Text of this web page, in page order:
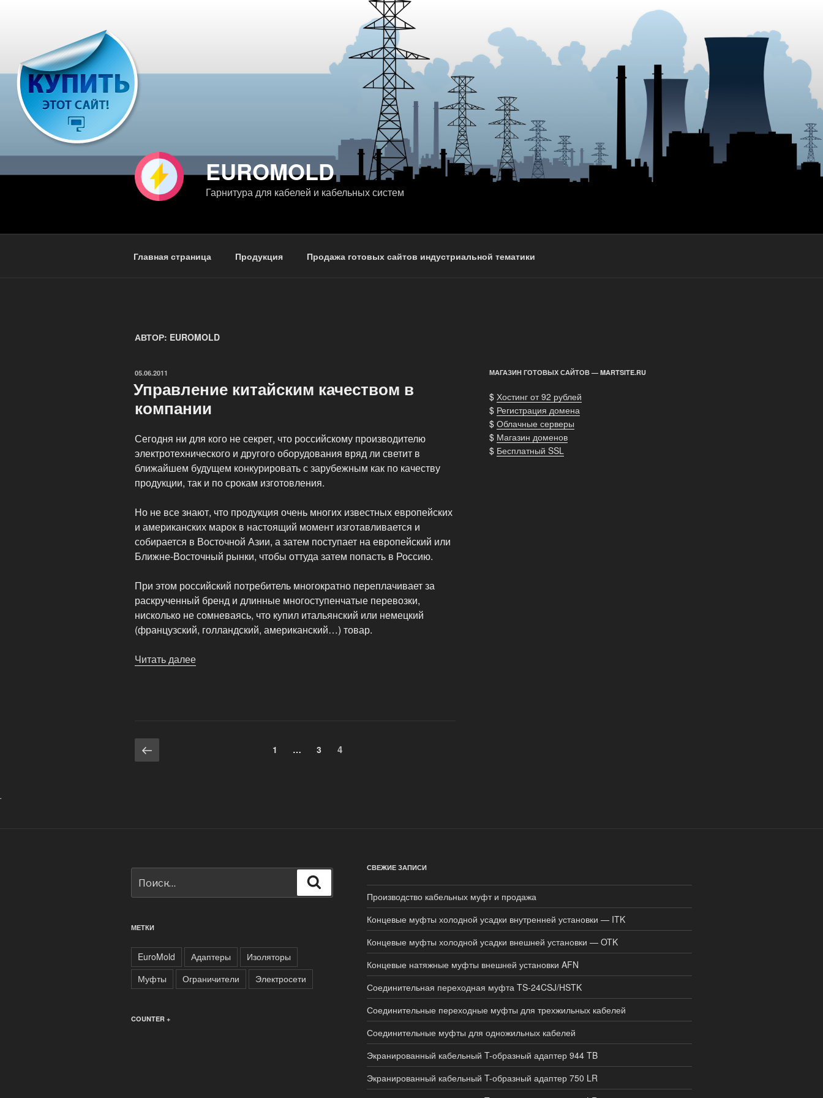
EUROMOLD
Гарнитура для кабелей и кабельных систем
Главная страница Продукция Продажа готовых сайтов индустриальной тематики
АВТОР: EUROMOLD
ОПУБЛИКОВАНО
05.06.2011
Управление китайским качеством в
компании
Сегодня ни для кого не секрет, что российскому производителю
электротехнического и другого оборудования вряд ли светит в
ближайшем будущем конкурировать с зарубежным как по качеству
продукции, так и по срокам изготовления.
Но не все знают, что продукция очень многих известных европейских
и американских марок в настоящий момент изготавливается и
собирается в Восточной Азии, а затем поступает на европейский или
Ближне-Восточный рынки, чтобы оттуда затем попасть в Россию.
При этом российский потребитель многократно переплачивает за
раскрученный бренд и длинные многоступенчатые перевозки,
нисколько не сомневаясь, что купил итальянский или немецкий
(французский, голландский, американский…) товар.
Читать далее
Навигация
постраница
Страница
1 … Страница
3 Страница
4
МАГАЗИН ГОТОВЫХ САЙТОВ — MARTSITE.RU
$ Хостинг от 92 рублей
$ Регистрация домена
$ Облачные серверы
$ Магазин доменов
$ Бесплатный SSL
.
МЕТКИ
EuroMold Адаптеры
Изоляторы
Муфты
Ограничители Электросети
COUNTER +
СВЕЖИЕ ЗАПИСИ
Производство кабельных муфт и продажа
Концевые муфты холодной усадки внутренней установки — ITK
Концевые муфты холодной усадки внешней установки — OTK
Концевые натяжные муфты внешней установки AFN
Соединительная переходная муфта TS-24CSJ/HSTK
Соединительные переходные муфты для трехжильных кабелей
Соединительные муфты для одножильных кабелей
Экранированный кабельный T-образный адаптер 944 TB
Экранированный кабельный T-образный адаптер 750 LR